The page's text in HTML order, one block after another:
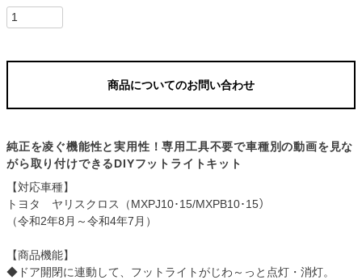
商品についてのお問い合わせ
純正を凌ぐ機能性と実用性！専用工具不要で車種別の動画を見な
がら取り付けできるDIYフットライトキット
【対応車種】
トヨタ ヤリスクロス（MXPJ10･15/MXPB10･15）
（令和2年8月～令和4年7月）
【商品機能】
◆ドア開閉に連動して、フットライトがじわ～っと点灯・消灯。